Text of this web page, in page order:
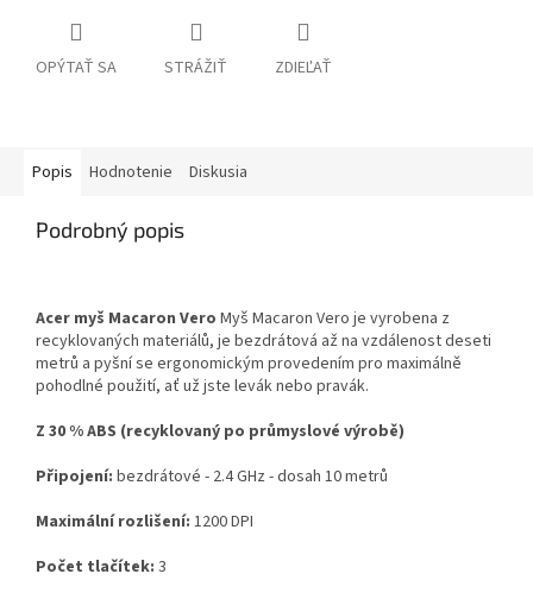
OPÝTAŤ SA STRÁŽIŤ ZDIEĽAŤ
Popis Hodnotenie Diskusia
Podrobný popis
Acer myš Macaron Vero Myš Macaron Vero je vyrobena z
recyklovaných materiálů, je bezdrátová až na vzdálenost deseti
metrů a pyšní se ergonomickým provedením pro maximálně
pohodlné použití, ať už jste levák nebo pravák.
Z 30 % ABS (recyklovaný po průmyslové výrobě)
Připojení: bezdrátové - 2.4 GHz - dosah 10 metrů
Maximální rozlišení: 1200 DPI
Počet tlačítek: 3